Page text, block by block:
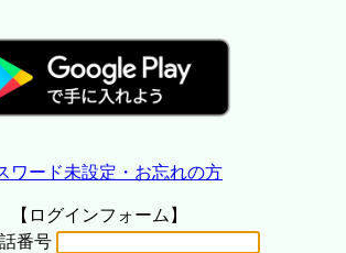
ワード未設定・お忘れの方
【ログインフォーム】
番号